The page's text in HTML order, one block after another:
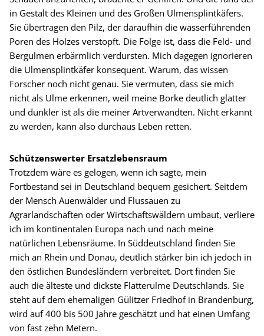
in Gestalt des Kleinen und des Großen Ulmensplintkäfers.
Sie übertragen den Pilz, der daraufhin die wasserführenden
Poren des Holzes verstopft. Die Folge ist, dass die Feld- und
Bergulmen erbärmlich verdursten. Mich dagegen ignorieren
die Ulmensplintkäfer konsequent. Warum, das wissen
Forscher noch nicht genau. Sie vermuten, dass sie mich
nicht als Ulme erkennen, weil meine Borke deutlich glatter
und dunkler ist als die meiner Artverwandten. Nicht erkannt
zu werden, kann also durchaus Leben retten.
Schützenswerter Ersatzlebensraum
Trotzdem wäre es gelogen, wenn ich sagte, mein
Fortbestand sei in Deutschland bequem gesichert. Seitdem
der Mensch Auenwälder und Flussauen zu
Agrarlandschaften oder Wirtschaftswäldern umbaut, verliere
ich im kontinentalen Europa nach und nach meine
natürlichen Lebensräume. In Süddeutschland finden Sie
mich an Rhein und Donau, deutlich stärker bin ich jedoch in
den östlichen Bundesländern verbreitet. Dort finden Sie
auch die älteste und dickste Flatterulme Deutschlands. Sie
steht auf dem ehemaligen Gülitzer Friedhof in Brandenburg,
wird auf 400 bis 500 Jahre geschätzt und hat einen Umfang
von fast zehn Metern.